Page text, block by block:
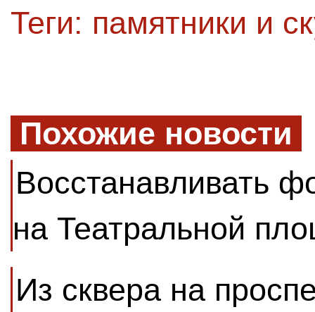
Теги: памятники и
Похожие новости
Восстанавливать
на Театральной
Из сквера на